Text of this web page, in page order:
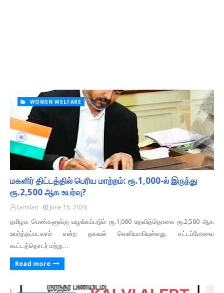
WOMEN WELFARE
மகளிர் திட்டத்தில் பெரிய மாற்றம்: ரூ.1,000-ல் இருந்து
ரூ.2,500 ஆக உயர்வு?
tamilan June 15, 2026
தமிழக பெண்களுக்கு வழங்கப்படும் ரூ.1,000 உதவித்தொகை ரூ.2,500 ஆக
உயர்த்தப்படலாம் என்ற தகவல் வெளியாகியுள்ளது. சட்டப்பேரவை
கூட்டத்தொடர் மற்று…
Read more